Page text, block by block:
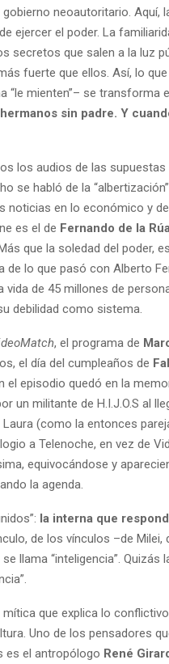
neoautoritario. Aquí,
ejercer el poder. La
secretos que salen a la luz
fuerte que ellos. Así, lo
“le mienten”– se transforma
sin padre. Y
los audios de las
se habló de la
noticias en lo económico y
es el de Fernando de la Rúa
Más que la soledad del poder,
lo que pasó con Alberto
de 45 millones de
debilidad como sistema.
, el programa de
el día del cumpleaños de
el episodio quedó en la
un militante de H.I.J.O.S al
(como la entonces
a Telenoche, en vez de
equivocándose y
la agenda.
la interna que
de los vínculos –de Milei,
llama “inteligencia”. Quizás
mítica que explica lo
Uno de los pensadores
es el antropólogo René